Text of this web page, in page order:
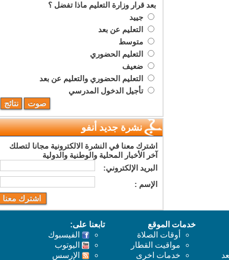
بعد قرار وزارة التعليم ماذا تفضل ؟
جييد
التعليم عن بعد
متوسط
التعليم الحضوري
ضعيف
التعليم الحضوري والتعليم عن بعد
تأجيل الدخول المدرسي
نشرة جديد أنفو
اشترك معنا في النشرة الالكترونية مجانا لتصلك
آخر الأخبار المحلية والوطنية والدولية
البريد اﻹلكتروني:
اﻹسم :
خدمات الموقع
أوقات الصلاة
مواقيت القطار
خدمات اخرى
تابعنا على:
الفيسبوك
اليوتوب
اﻹرسس